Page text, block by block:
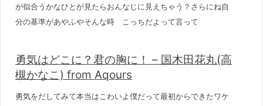
が似合うかなひとが見たらおんなじに見えちゃう？さらにね自
分の基準があやふやそんな時 こっちだよって言って
勇気はどこに？君の胸に！ – 国木田花丸(高
槻かなこ) from Aqours
勇気をだしてみて本当はこわいよ僕だって最初からできたワケ